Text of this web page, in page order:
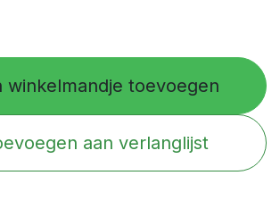
winkelmandje toevoegen
aan verlanglijst